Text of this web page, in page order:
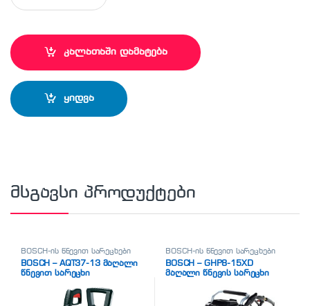
კალათაში დამატება
ყიდვა
მსგავსი პროდუქტები
BOSCH-ის წნევით სარეცხები
BOSCH – AQT37-13 მაღალი
წნევით სარეცხი
BOSCH-ის წნევით სარეცხები
BOSCH – GHP8-15XD
მაღალი წნევის სარეცხი